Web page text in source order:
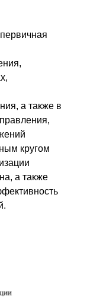
а также в
кругом
а также